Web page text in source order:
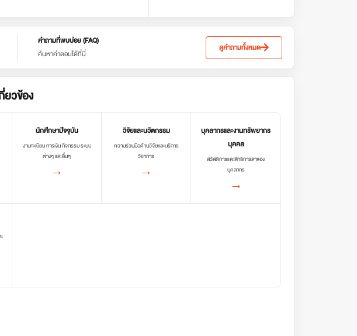
คำถามที่พบบ่อย (FAQ)
ค้นหาคำตอบได้ที่นี่
ดูคำถามทั้งหมด
ยวข้อง
นักศึกษาปัจจุบัน
งานทะเบียน การเงิน กิจกรรม ระบบ
ต่างๆ และอื่นๆ
→
วิจัยและนวัตกรรม
ความร่วมมือด้านวิจัยและบริการ
วิชาการ
→
บุคลากรและงานทรัพยากร
บุคคล
สวัสดิการและสิทธิการลาของ
บุคลากร
→